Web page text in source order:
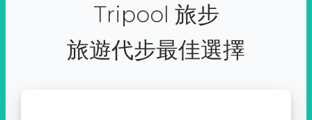
Tripool 旅步
旅遊代步最佳選擇